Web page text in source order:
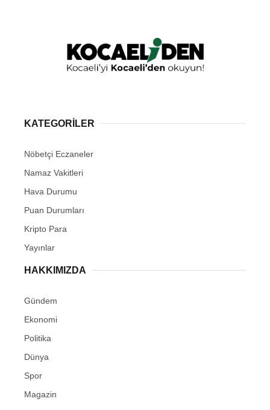
KATEGORİLER
Nöbetçi Eczaneler
Namaz Vakitleri
Hava Durumu
Puan Durumları
Kripto Para
Yayınlar
HAKKIMIZDA
Gündem
Ekonomi
Politika
Dünya
Spor
Magazin